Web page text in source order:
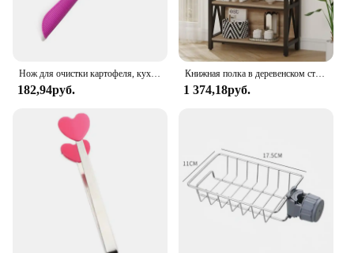
182,94руб.
Книжная полка в деревенском стиле с выдвижным ящиком, книжный шкаф из промышленного дерева и металла, небольшая книжная полка и низкий книжный шкаф для небольшого пространства
1 374,18руб.